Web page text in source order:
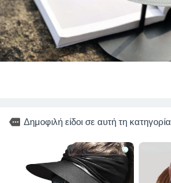
more Δημοφιλή είδοι σε αυτή τη κατηγορία